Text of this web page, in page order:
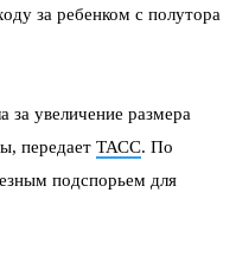
за ребенком с полутора
за увеличение размера
передает ТАСС. По
подспорьем для